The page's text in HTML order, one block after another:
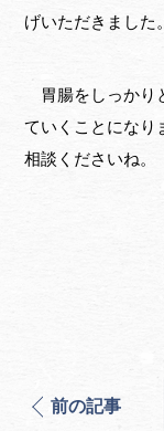
げいただきました。
胃腸をしっかり
ていくことになり
相談くださいね。
前の記事